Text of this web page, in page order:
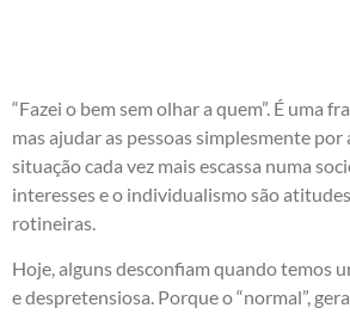
“Fazei o bem sem olhar a quem”. É uma
mas ajudar as pessoas simplesmente por
situação cada vez mais escassa numa
interesses e o individualismo são
rotineiras.
Hoje, alguns desconfiam quando temos
e despretensiosa. Porque o “normal”,